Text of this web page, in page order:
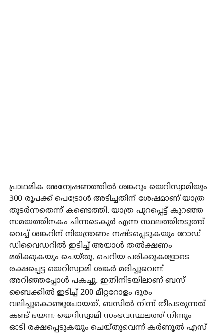
പ്രാഥമിക അന്വേഷണത്തിൽ ശങ്കറും യെറിസ്വാമിയും
300 രൂപക്ക് പെട്രോൾ അടിച്ചതിന് ശേഷമാണ് യാത്ര
തുടർന്നതെന്ന് കണ്ടെത്തി. യാത്ര പുറപ്പെട്ട് കുറഞ്ഞ
സമയത്തിനകം ചിന്നടെകൂർ എന്ന സ്ഥലത്തിനടുത്ത്
വെച്ച് ശങ്കറിന് നിയന്ത്രണം നഷ്ടപ്പെടുകയും റോഡ്
ഡിവൈഡറിൽ ഇടിച്ച് അയാൾ തൽക്ഷണം
മരിക്കുകയും ചെയ്തു. ചെറിയ പരിക്കുകളോടെ
രക്ഷപ്പെട്ട യെറിസ്വാമി ശങ്കർ മരിച്ചുവെന്ന്
അറിഞ്ഞപ്പോൾ പകച്ചു. ഇതിനിടയിലാണ് ബസ്
ബൈക്കിൽ ഇടിച്ച് 200 മീറ്ററോളം ദൂരം
വലിച്ചുകൊണ്ടുപോയത്. ബസിൽ നിന്ന് തീപടരുന്നത്
കണ്ട് ഭയന്ന യെറിസ്വാമി സംഭവസ്ഥലത്ത് നിന്നും
ഓടി രക്ഷപ്പെടുകയും ചെയ്തുവെന്ന് കർണൂൽ എസ്